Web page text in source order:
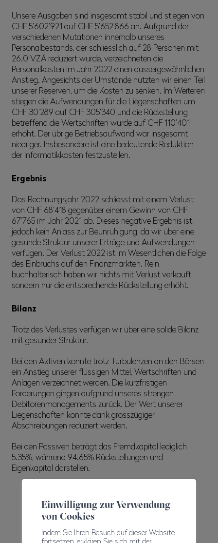
Unsere Ausgaben sind insgesamt stabil und stiegen von
CHF 5’602’921 auf CHF 5’652’866 an. Aufgrund der
verschiedenen Mutationen innerhalb unseres
Personalbestands, der schliesslich auf 28 Personen mit
26.0 VZÄ reduziert wurde, verzeichneten die
Personalkosten im Jahr 2022 einen aussergewöhnlichen
Anstieg. Angesichts der Umstände nutzten wir einen Teil
unserer Reserven, um die Kosten zu senken. Im Weiteren
stiegen die Aufwendungen für die Liegenschaften um
CHF 30’289 auf CHF 305’340 und die Rückstellung
betreffend die Wertschriften wurde auf CHF 110’401
erhöht. Der übrige Betriebsaufwand war insgesamt
niedriger. Insbesondere ist eine bedeutende Reduktion
der Informatikkosten festzustellen.
Ergebnis
Das Rechnungsjahr 2022 schliesst mit einem Verlust
von CHF 68’418 gegenüber einem Gewinn von CHF
67’765 im Jahr 2021 ab. Dieses negative Ergebnis ist
jedoch kein Anlass zur Beunruhigung, da wir über eine
gesunde Struktur unserer Erträge und Aufwendungen
verfügen. Der Verlust 2022 ist im Wesentlichen die Folge
des Einbruchs auf den Finanzmärkten. Rein
buchhalterisch haben wir nichts mit Verlust verkauft,
sondern nur die entsprechende Rückstellung erhöht.
Bilanz
Trotz des Verlustes verfügen wir über eine solide Bilanz
mit gesunder Struktur.
Bei den Aktiven konnte trotz Turbulenzen an den Börsen
ein Anstieg unserer flüssigen Mittel, Wertschriften und
Anlagen verzeichnet werden. Die kurzfristigen
Forderungen gingen aufgrund unseres strengen
Debitorenmanagements zurück. Der Wert unserer
Liegenschaften konnte dank grosszügiger
Abschreibungen reduziert werden.
Bei den Passiven beträgt das Fremdkapital lediglich
5.35%, während 94.65% Rückstellungen und
Eigenkapital darstellen.
Einwilligung zur Verwendung
von Cookies
Indem Sie Ihren Besuch auf dieser Website
fortsetzen, erklären Sie sich mit der